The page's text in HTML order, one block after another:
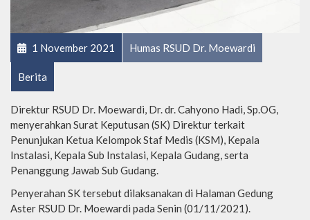
1 November 2021 Humas RSUD Dr. Moewardi
Berita
Direktur RSUD Dr. Moewardi, Dr. dr. Cahyono Hadi, Sp.OG,
menyerahkan Surat Keputusan (SK) Direktur terkait
Penunjukan Ketua Kelompok Staf Medis (KSM), Kepala
Instalasi, Kepala Sub Instalasi, Kepala Gudang, serta
Penanggung Jawab Sub Gudang.
Penyerahan SK tersebut dilaksanakan di Halaman Gedung
Aster RSUD Dr. Moewardi pada Senin (01/11/2021).